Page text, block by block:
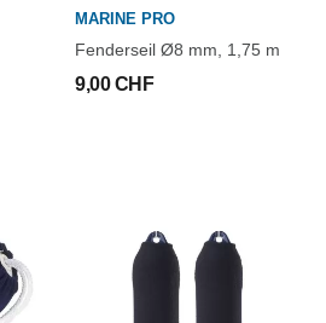
MARINE PRO
Fenderseil Ø8 mm, 1,75 m
9,00 CHF